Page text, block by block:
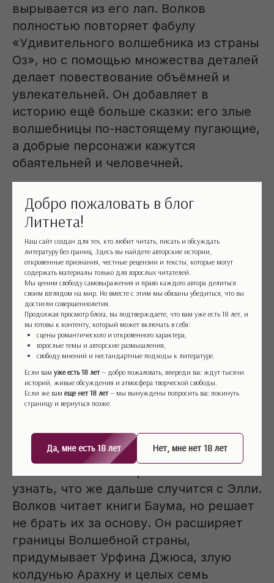
Добро пожаловать в блог
Литнета!
Наш сайт создан для тех, кто любит читать, писать и обсуждать
литературу без границ. Здесь вы найдете авторские истории,
откровенные признания, честные рецензии и тексты, которые могут
содержать материалы только для взрослых читателей.
Мы ценим свободу самовыражения и право каждого автора делиться
своим взглядом на мир. Но вместе с этим мы обязаны убедиться, что вы
достигли совершеннолетия.
Продолжая просмотр блога, вы подтверждаете, что вам уже есть 18 лет, и
вы готовы к контенту, который может включать в себя:
сцены романтического и откровенного характера,
взрослые темы и авторские размышления,
свободу мнений и нестандартные подходы к литературе.
Если вам уже есть 18 лет— добро пожаловать, впереди вас ждут тысячи
историй, живые обсуждения и атмосфера творческой свободы.
Если же вам еще нет 18 лет— мы вынуждены попросить вас покинуть
страницу и вернуться позже.
Да, мне есть 18 лет Нет, мне нет 18 лет
вырывается из его лап. Волков
полностью повторяет фабулу
«Удивительного волшебника из страны
Оз», но с помощью множества деталей
делает повествование объёмней и
увлекательней. Он добавляет в
историю ещё больше сказки: его злые
волшебницы по-настоящему пугающие,
а добрые персонажи кажутся
обаятельней и человечней.
В Советском Союзе книга Волкова
пользуется не меньшим успехом, чем
«Удивительный волшебник из страны
Оз» в США. И там и там читатели
умоляют авторов написать
продолжение. И здесь пути двух
сказочников расходятся. Баум пишет
четырнадцать продолжений
«Волшебника». Реалии рыночной
экономики обязывают: издатели
требуют от писателя поставлять по
книге в год, чтобы родителям было что
подарить детям на Рождество.
В 1960-е годы Александр Волков тоже
берётся за продолжения. Юные
узнать, что же дальше случится с Элли.
Волков читает книги Баума, но решает
не брать их за основу. Он расширяет
границы Волшебной страны,
придумывает Урфина Джюса, злую
колдунью Арахну и целых семь